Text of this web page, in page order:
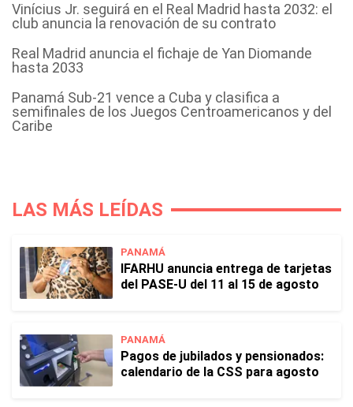
Vinícius Jr. seguirá en el Real Madrid hasta 2032: el
club anuncia la renovación de su contrato
Real Madrid anuncia el fichaje de Yan Diomande
hasta 2033
Panamá Sub-21 vence a Cuba y clasifica a
semifinales de los Juegos Centroamericanos y del
Caribe
LAS MÁS LEÍDAS
PANAMÁ
IFARHU anuncia entrega de tarjetas
del PASE-U del 11 al 15 de agosto
PANAMÁ
Pagos de jubilados y pensionados:
calendario de la CSS para agosto